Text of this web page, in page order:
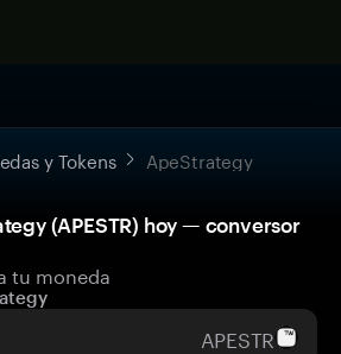
y Tokens ApeStrategy
(APESTR) hoy — conversor
tu moneda
APESTR